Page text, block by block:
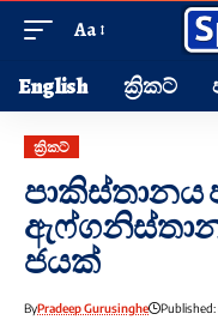
Aa
English ක්‍රිකට්
ක්‍රිකට්
පාකිස්තානය
ජයක්
ByPradeep Gurusinghe